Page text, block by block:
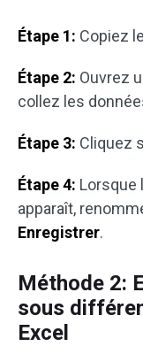
Étape 1: Copiez
Étape 2: Ouvrez
collez les
Étape 3: Cliquez
Étape 4: Lorsque
apparaît,
Enregistrer.
Méthode 2:
sous
Excel